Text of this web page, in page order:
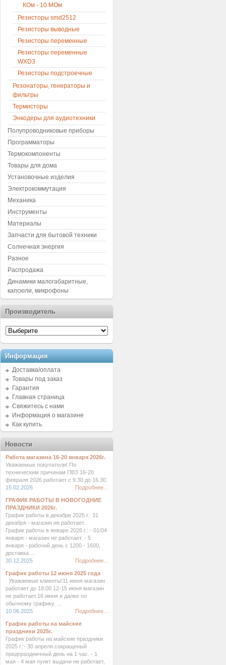
КОм - 10 МОм
Резисторы smd2512
Резисторы выводные
Резисторы переменные
Резисторы переменные
WXD3
Резисторы подстроечные
Резонаторы, генераторы и
фильтры
Термисторы
Энкодеры для аудиотехники
Полупроводниковые приборы
Программаторы
Термокомпоненты
Товары для дома
Установочные изделия
Электрокоммутация
Механика
Инструменты
Материалы
Запчасти для бытовой техники
Солнечная энергия
Разное
Распродажа
Динамики малогабаритные,
капсюли, микрофоны
Производитель
Информация
Доставка/оплата
Товары под заказ
Гарантия
Главная страница
Свяжитесь с нами
Информация о магазине
Как купить
Новости
Работа магазина 16-20 января 2026г.
Уважаемые покупатели! По
техническим причинам ПВЗ 16-20
февраля 2026 работает с 9.30 до 16.30.
15.02.2026
Подробнее...
ГРАФИК РАБОТЫ В НОВОГОДНИЕ
ПРАЗДНИКИ 2026г.
График работы в декабре 2025 г.: 31
декабря - магазин не работает.
График работы в январе 2026 г.: - 01/04
января - магазин не работает. - 5
января - рабочий день с 1200 - 1600,
доставка ...
30.12.2025
Подробнее...
График работы 12 июня 2025 года
Уважаемые клиенты!11 июня магазин
работает до 18:00.12-15 июня магазин
не работает.16 июня и далее по
обычному графику. ...
10.06.2025
Подробнее...
График работы на майские
праздники 2025г.
График работы на майские праздники
2025 г.:- 30 апреля сокращеный
предпраздничный день на 1 час. - 1
мая - 4 мая пункт выдачи не работает,